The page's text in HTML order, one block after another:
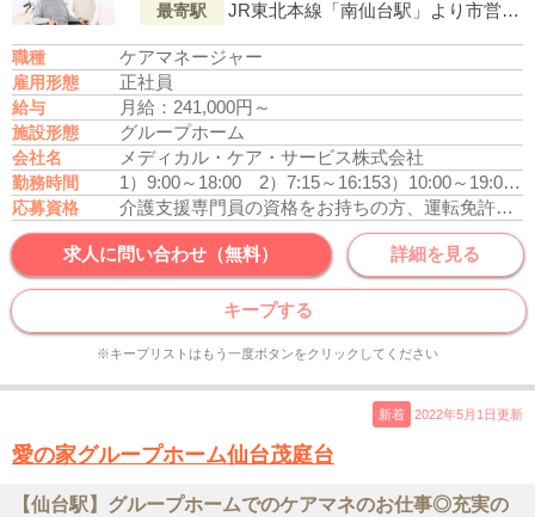
最寄駅 JR東北本線「南仙台駅」より市営バス1番のりば『四郎丸』行「袋原（バス停）」下車徒歩1分
職種 ケアマネージャー
雇用形態 正社員
給与 月給：241,000円～
施設形態 グループホーム
会社名 メディカル・ケア・サービス株式会社
勤務時間 1）9:00～18:00 2）7:15～16:153）10:00～19:00
応募資格 介護支援専門員の資格をお持ちの方、運転免許あれば尚可
求人に問い合わせ（無料） 詳細を見る
キープする
※キープリストはもう一度ボタンをクリックしてください
新着 2022年5月1日更新
愛の家グループホーム仙台茂庭台
【仙台駅】グループホームでのケアマネのお仕事◎充実の